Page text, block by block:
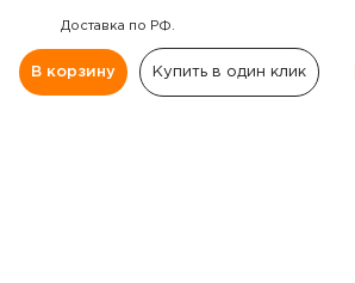
Доставка по РФ.
В корзину Купить в один клик